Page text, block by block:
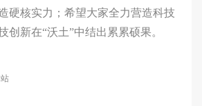
硬核实力；希望大家全力营造科技
创新在“沃土”中结出累累硕果。